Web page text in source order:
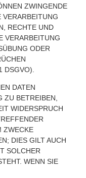
ZWINGENDE
RECHTE UND
VERARBEITUNG
ODER
DSGVO).
DATEN
ZU BETREIBEN,
WIDERSPRUCH
ZWECKE
DIES GILT AUCH
SOLCHER
WENN SIE